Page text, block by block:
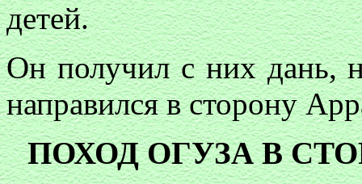
детей.
Он получил с них дань,
направился в сторону
ПОХОД ОГУЗА В